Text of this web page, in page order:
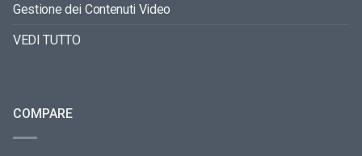
Gestione dei Contenuti Video
VEDI TUTTO
COMPARE